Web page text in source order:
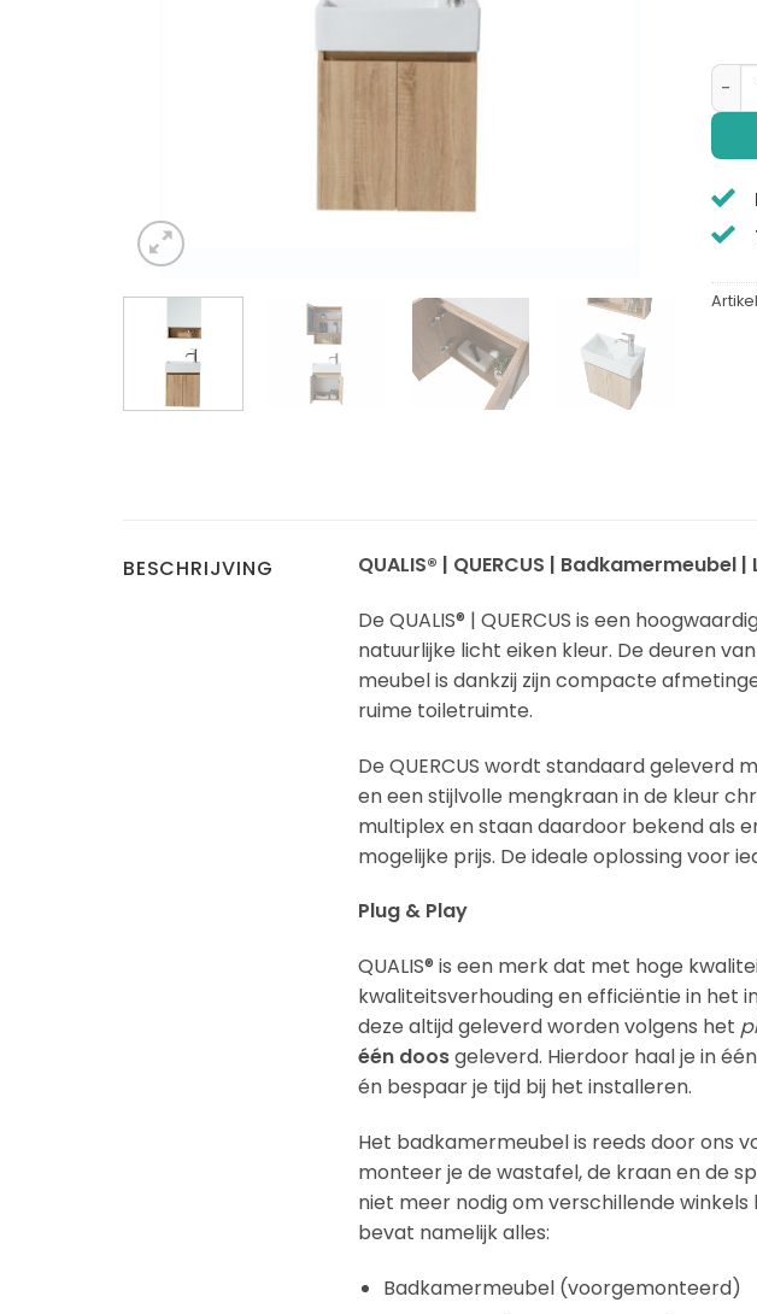
BESCHRIJVING
QUALIS® | QUERCUS |
De QUALIS® | QUERCUS is een
natuurlijke licht eiken kleur. De deuren
meubel is dankzij zijn compacte
ruime toiletruimte.
De QUERCUS wordt standaard
en een stijlvolle mengkraan in de kleur
multiplex en staan daardoor bekend als
mogelijke prijs. De ideale oplossing voor
Plug & Play
QUALIS® is een merk dat met hoge
kwaliteitsverhouding en efficiëntie in het
deze altijd geleverd worden volgens het
één doosgeleverd. Hierdoor haal je in
én bespaar je tijd bij het installeren.
Het badkamermeubel is reeds door ons
monteer je de wastafel, de kraan en de
niet meer nodig om verschillende
bevat namelijk alles:
Badkamermeubel (voorgemonteerd)